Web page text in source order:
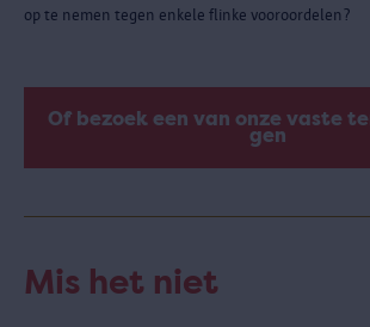
op te nemen tegen enkele flinke vooroordelen?
Of bezoek een van onze vaste
gen
Mis het niet